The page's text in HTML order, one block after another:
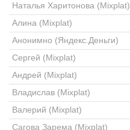
Наталья Харитонова (Mixplat)
Алина (Mixplat)
Анонимно (Яндекс.Деньги)
Сергей (Mixplat)
Андрей (Mixplat)
Владислав (Mixplat)
Валерий (Mixplat)
Сагова Зарема (Mixplat)